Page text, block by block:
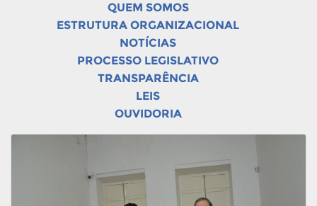
QUEM SOMOS
ESTRUTURA ORGANIZACIONAL
NOTÍCIAS
PROCESSO LEGISLATIVO
TRANSPARÊNCIA
LEIS
OUVIDORIA